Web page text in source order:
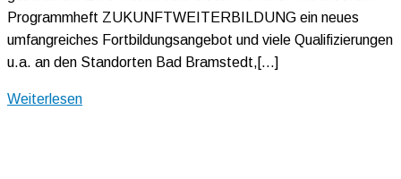
Programmheft ZUKUNFTWEITERBILDUNG ein neues
umfangreiches Fortbildungsangebot und viele Qualifizierungen
u.a. an den Standorten Bad Bramstedt,[…]
Weiterlesen